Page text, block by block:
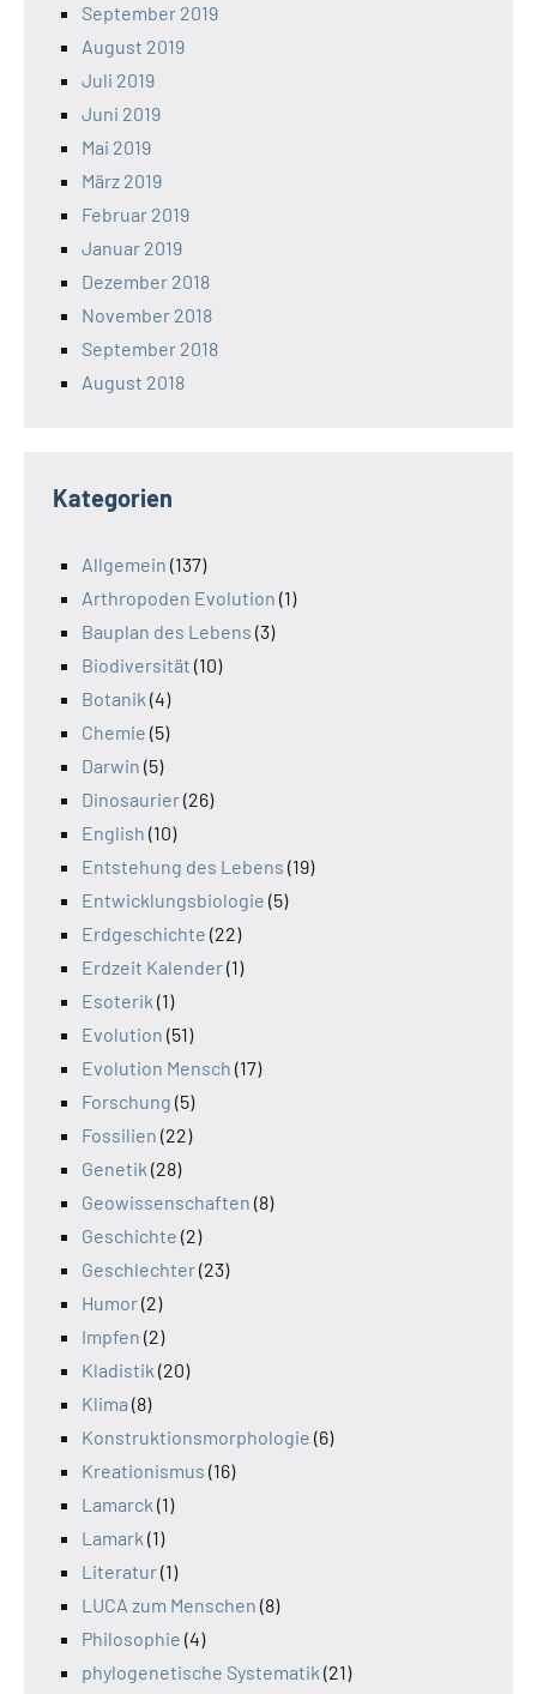
September 2019
August 2019
Juli 2019
Juni 2019
Mai 2019
März 2019
Februar 2019
Januar 2019
Dezember 2018
November 2018
September 2018
August 2018
Kategorien
Allgemein (137)
Arthropoden Evolution (1)
Bauplan des Lebens (3)
Biodiversität (10)
Botanik (4)
Chemie (5)
Darwin (5)
Dinosaurier(26)
English (10)
Entstehung des Lebens (19)
Entwicklungsbiologie (5)
Erdgeschichte (22)
Erdzeit Kalender(1)
Esoterik (1)
Evolution (51)
Evolution Mensch (17)
Forschung (5)
Fossilien (22)
Genetik (28)
Geowissenschaften (8)
Geschichte (2)
Geschlechter(23)
Humor(2)
Impfen (2)
Kladistik (20)
Klima (8)
Konstruktionsmorphologie (6)
Kreationismus (16)
Lamarck (1)
Lamark (1)
Literatur(1)
LUCA zum Menschen (8)
Philosophie (4)
phylogenetische Systematik (21)